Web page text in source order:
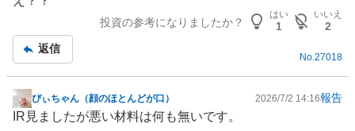
示
事
投資の参考になりましたか？
はい
1
いいえ
2
返信
No.27018
掲
示
ぴぃちゃん（顔のほとんどが口） 2026/7/2 14:16報告
IR 見ましたが悪い材料は何も無いです。